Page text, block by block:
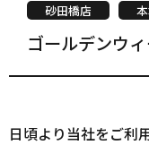
砂田橋店
ゴールデンウ
日頃より当社をご利